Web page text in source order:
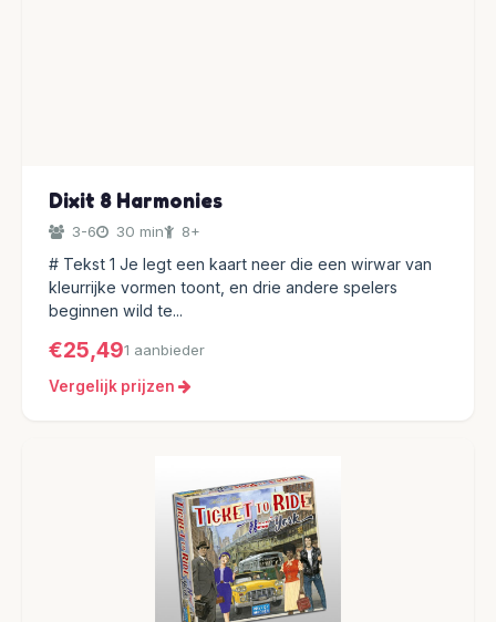
Dixit 8 Harmonies
3-6 30 min 8+
# Tekst 1 Je legt een kaart neer die een wirwar van
kleurrijke vormen toont, en drie andere spelers
beginnen wild te...
€25,491 aanbieder
Vergelijk prijzen